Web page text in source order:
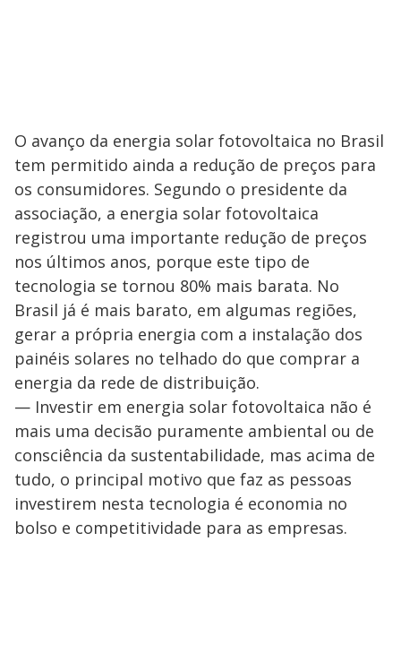
O avanço da energia solar fotovoltaica no Brasil
tem permitido ainda a redução de preços para
os consumidores. Segundo o presidente da
associação, a energia solar fotovoltaica
registrou uma importante redução de preços
nos últimos anos, porque este tipo de
tecnologia se tornou 80% mais barata. No
Brasil já é mais barato, em algumas regiões,
gerar a própria energia com a instalação dos
painéis solares no telhado do que comprar a
energia da rede de distribuição.
— Investir em energia solar fotovoltaica não é
mais uma decisão puramente ambiental ou de
consciência da sustentabilidade, mas acima de
tudo, o principal motivo que faz as pessoas
investirem nesta tecnologia é economia no
bolso e competitividade para as empresas.